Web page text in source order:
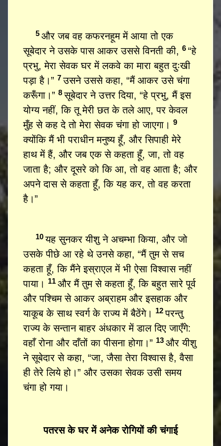
5 और जब वह कफरनहूम में आया तो एक
सूबेदार ने उसके पास आकर उससे विनती की,6“हे
प्रभु, मेरा सेवक घर में लकवे का मारा बहुत दुःखी
पड़ा है।” 7उसने उससे कहा, “मैं आकर उसे चंगा
करूँगा।”8सूबेदार ने उत्तर दिया, “हे प्रभु, मैं इस
योग्य नहीं, कि तू मेरी छत के तले आए, पर केवल
मुँह से कह दे तो मेरा सेवक चंगा हो जाएगा।9
क्योंकि मैं भी पराधीन मनुष्य हूँ, और सिपाही मेरे
हाथ में हैं, और जब एक से कहता हूँ, जा, तो वह
जाता है; और दूसरे को कि आ, तो वह आता है; और
अपने दास से कहता हूँ, कि यह कर, तो वह करता
है।”
10यह सुनकर यीशु ने अचम्भा किया, और जो
उसके पीछे आ रहे थे उनसे कहा, “मैं तुम से सच
कहता हूँ, कि मैंने इस्राएल में भी ऐसा विश्वास नहीं
पाया।
11 और मैं तुम से कहता हूँ, कि बहुत सारे पूर्व
और पश्चिम से आकर अब्राहम और इसहाक और
याकूब के साथ स्वर्ग के राज्य में बैठेंगे।
12परन्तु
राज्य के सन्तान बाहर अंधकार में डाल दिए जाएँगे:
वहाँ रोना और दाँतों का पीसना होगा।” 13 और यीशु
ने सूबेदार से कहा, “जा, जैसा तेरा विश्वास है, वैसा
ही तेरे लिये हो।” और उसका सेवक उसी समय
चंगा हो गया।
पतरस के घर में अनेक रोगियों की चंगाई